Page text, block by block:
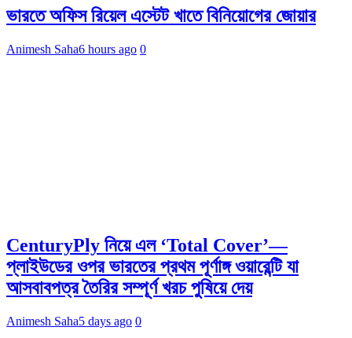
ভারতে অফিস রিয়েল এস্টেট খাতে বিনিয়োগের জোয়ার
Animesh Saha6 hours ago 0
CenturyPly নিয়ে এল ‘Total Cover’—
প্লাইউডের ওপর ভারতের প্রথম পূর্ণাঙ্গ ওয়ারেন্টি যা
আসবাবপত্র তৈরির সম্পূর্ণ খরচ পুষিয়ে দেয়
Animesh Saha5 days ago 0